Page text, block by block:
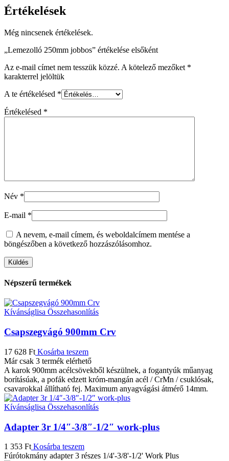
Értékelések
Még nincsenek értékelések.
„Lemezolló 250mm jobbos” értékelése elsőként
Az e-mail címet nem tesszük közzé. A kötelező mezőket *
karakterrel jelöltük
A te értékelésed *
Értékelésed *
Név *
E-mail *
A nevem, e-mail címem, és weboldalcímem mentése a
böngészőben a következő hozzászólásomhoz.
Népszerű termékek
Kívánságlisa Összehasonlítás
Csapszegvágó 900mm Crv
17 628 Ft Kosárba teszem
Már csak 3 termék elérhető
A karok 900mm acélcsövekből készülnek, a fogantyúk műanyag
borításúak, a pofák edzett króm-mangán acél / CrMn / csuklósak,
csavarokkal állítható fej. Maximum anyagvágási átmérő 14mm.
Kívánságlisa Összehasonlítás
Adapter 3r 1/4″-3/8″-1/2″ work-plus
1 353 Ft Kosárba teszem
Fúrótokmány adapter 3 részes 1/4'-3/8'-1/2' Work Plus